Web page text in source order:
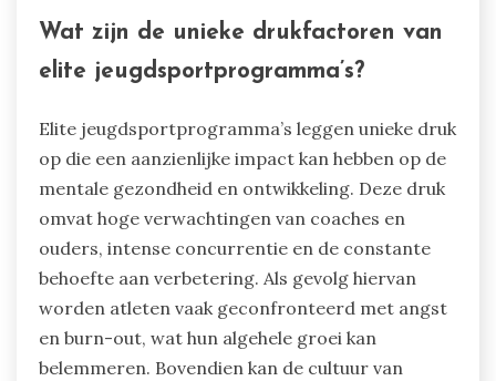
Wat zijn de unieke drukfactoren van
elite jeugdsportprogramma’s?
Elite jeugdsportprogramma’s leggen unieke druk
op die een aanzienlijke impact kan hebben op de
mentale gezondheid en ontwikkeling. Deze druk
omvat hoge verwachtingen van coaches en
ouders, intense concurrentie en de constante
behoefte aan verbetering. Als gevolg hiervan
worden atleten vaak geconfronteerd met angst
en burn-out, wat hun algehele groei kan
belemmeren. Bovendien kan de cultuur van